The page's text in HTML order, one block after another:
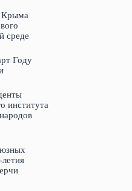
Крыма
среде
Году
института